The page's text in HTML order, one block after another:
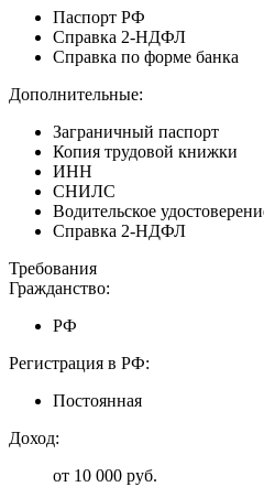
Паспорт РФ
Справка 2-НДФЛ
Справка по форме банка
Дополнительные:
Заграничный паспорт
Копия трудовой книжки
ИНН
СНИЛС
Водительское
Справка 2-НДФЛ
Требования
Гражданство:
РФ
Регистрация в РФ:
Постоянная
Доход:
от 10 000 руб.